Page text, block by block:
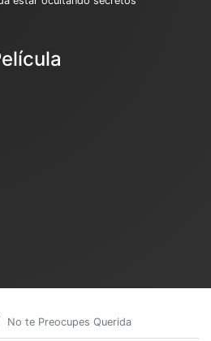
No te Preocupes Querida